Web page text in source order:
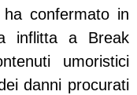
confermato in
inflitta a Break
umoristici
danni procurati